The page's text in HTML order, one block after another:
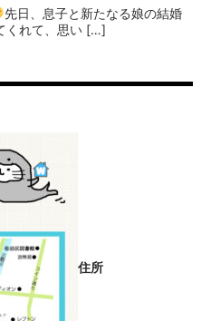
⁡⁡先日、息子と新たなる娘の結婚
くれて、思い […]
住所